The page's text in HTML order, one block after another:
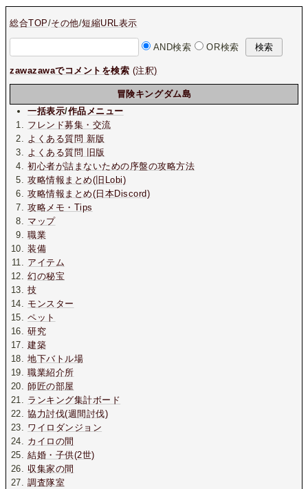
総合TOP/その他/短縮URL表示
AND検索 OR検索
zawazawaでコメントを検索 (注釈)
冒険キングダム島
一括表示/作品メニュー
フレンド募集・交流
よくある質問 新版
よくある質問 旧版
初心者が詰まないための序盤の攻略方法
攻略情報まとめ(旧Lobi)
攻略情報まとめ(日本Discord)
攻略メモ・Tips
マップ
職業
装備
アイテム
幻の秘宝
技
モンスター
ペット
研究
建築
地下バトル場
職業紹介所
師匠の部屋
ランキング集計ボード
協力討伐(週間討伐)
ワイロダンジョン
カイロの間
結婚・子供(2世)
収集家の間
調査隊室